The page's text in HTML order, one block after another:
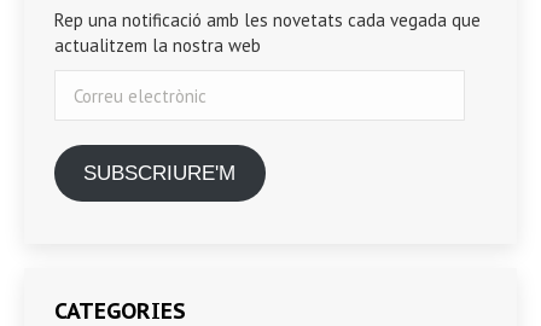
Rep una notificació amb les novetats cada vegada que
actualitzem la nostra web
electrònic
SUBSCRIURE'M
CATEGORIES